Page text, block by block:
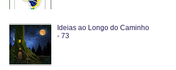
Ideias ao Longo do Caminho
- 73